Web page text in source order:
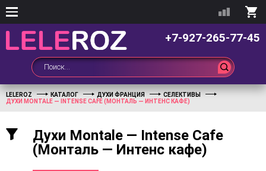
+7-927-265-77-45
LELEROZ КАТАЛОГ ДУХИ ФРАНЦИЯ
СЕЛЕКТИВЫ
ДУХИ MONTALE — INTENSE CAFE (МОНТАЛЬ — ИНТЕНС КАФЕ)
Духи Montale — Intense Cafe
(Монталь — Интенс кафе)